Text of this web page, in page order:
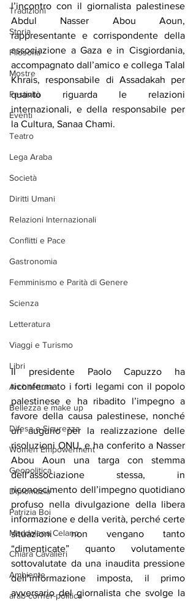
Tradizioni
Storia
Filosofia
Mostre
Festività
Eventi
Teatro
Lega Araba
Società
Diritti Umani
Relazioni Internazionali
Conflitti e Pace
Gastronomia
Femminismo e Parità di Genere
Scienza
Letteratura
Viaggi e Turismo
Libri
Architettura
Bellezza e make up
Difesa e Sicurezza
Women Empowerment
Geopolitica
Diplomazia
Patrizia Boi
Maddalena Celano
Chiara Cavalieri
Ambiente
arab-corner-politica
l’incontro con il giornalista palestinese
Abdul Nasser Abou Aoun,
rappresentante e corrispondente della
associazione a Gaza e in Cisgiordania,
accompagnato dall’amico e collega Talal
Khrais, responsabile di Assadakah per
quanto riguarda le relazioni
internazionali, e della responsabile per
la Cultura, Sanaa Chami.
Il presidente Paolo Capuzzo ha
riconfermato i forti legami con il popolo
palestinese e ha ribadito l’impegno a
favore della causa palestinese, nonché
un augurio per la realizzazione delle
risoluzioni ONU, e ha conferito a Nasser
Abou Aoun una targa con stemma
dell’associazione stessa, in
riconoscimento dell’impegno quotidiano
profuso nella divulgazione della libera
informazione e della verità, perché certe
situazioni non vengano tanto
“dimenticate” quanto volutamente
sottovalutate da una inaudita pressione
dell’informazione imposta, il primo
avversario del giornalista che svolge la